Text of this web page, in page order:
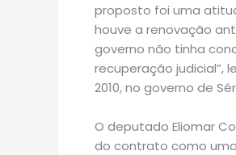
proposto foi uma
houve a renovação
governo não tinha
recuperação judicial”,
2010, no governo de
O deputado Eliomar
do contrato como